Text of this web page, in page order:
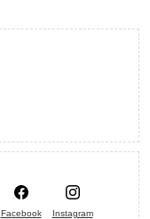
Facebook Instagram